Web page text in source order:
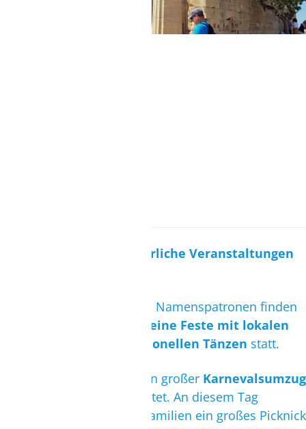
Ein Jahr voller Feste: Jährliche Veranstaltungen
Zu Ehren von Heiligen und Namenspatronen finden
kleine Feste mit lokalen
Spezialitäten und traditionellen Tänzen statt.
wird ein großer Karnevalsumzug
veranstaltet. An diesem Tag
machen außerdem viele Familien ein großes Picknick